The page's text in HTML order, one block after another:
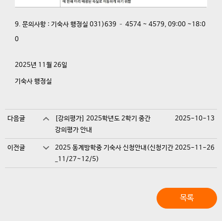
9. 문의사항 : 기숙사 행정실 031)639 – 4574 ~ 4579, 09:00 ~18:0
0
2025년 11월 26일
기숙사 행정실
다음글
[강의평가] 2025학년도 2학기 중간
강의평가 안내
2025-10-13
이전글
2025 동계방학중 기숙사 신청안내(신청기간
_11/27~12/5)
2025-11-26
목록